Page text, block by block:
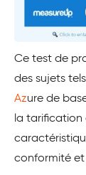
Ce test de
des sujets
Azure de
la tarification
conformité